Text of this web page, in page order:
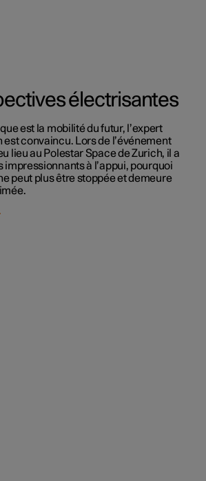
électrisantes
est la mobilité du futur, l’expert
est convaincu. Lors de l’événement
lieu au Polestar Space de Zurich, il a
à l’appui, pourquoi
peut plus être stoppée et demeure